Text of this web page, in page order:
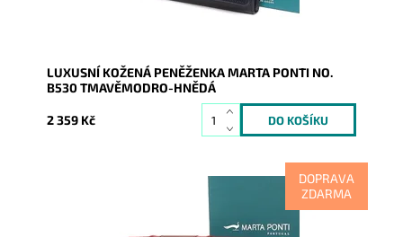
LUXUSNÍ KOŽENÁ PENĚŽENKA MARTA PONTI NO.
B530 TMAVĚMODRO-HNĚDÁ
2 359 Kč
DOPRAVA
ZDARMA
Kožená značková dámská peněženka ve vínovo-
hnědé barvě, kde je vidět soulad vzhledu, luxusu,